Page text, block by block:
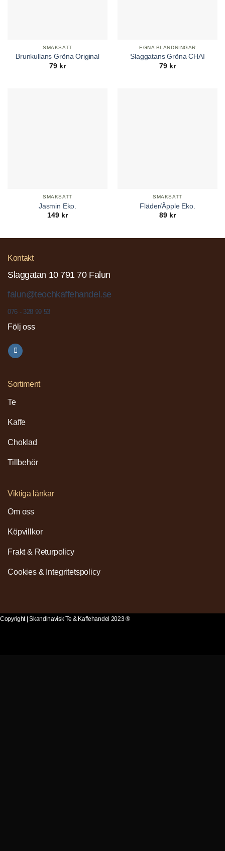
SMAKSATT
Brunkullans Gröna Original
79 kr
EGNA BLANDNINGAR
Slaggatans Gröna CHAI
79 kr
SMAKSATT
Jasmin Eko.
149 kr
SMAKSATT
Fläder/Äpple Eko.
89 kr
Kontakt
Slaggatan 10 791 70 Falun
falun@teochkaffehandel.se
076 - 328 99 53
Följ oss
Sortiment
Te
Kaffe
Choklad
Tillbehör
Viktiga länkar
Om oss
Köpvillkor
Frakt & Returpolicy
Cookies & Integritetspolicy
Copyright | Skandinavisk Te & Kaffehandel 2023 ®